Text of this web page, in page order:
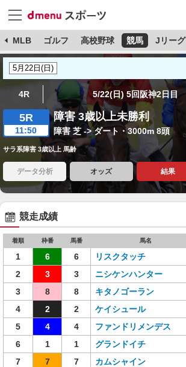
MLB ゴルフ 高校野球 競馬 Jリーグ
4R 5/22(日) 5回阪神2日目
5R
11:50
障害 3歳以上未勝利
障害 芝 -> ダート・3000m 8頭
サラ系障害 3歳以上 馬齢
データ分析 オッズ 結果
競走成績
着順 枠番 馬番 馬名
1 6 6 リスクタッチ
2
3 3 ニシケンハンター
3
8 8 キタノゴーラン
4
2 2 ケイシュール
5
4 4 ファンドリメンデス
6
1 1 グランドイチ
7
7 7 カムシャイン